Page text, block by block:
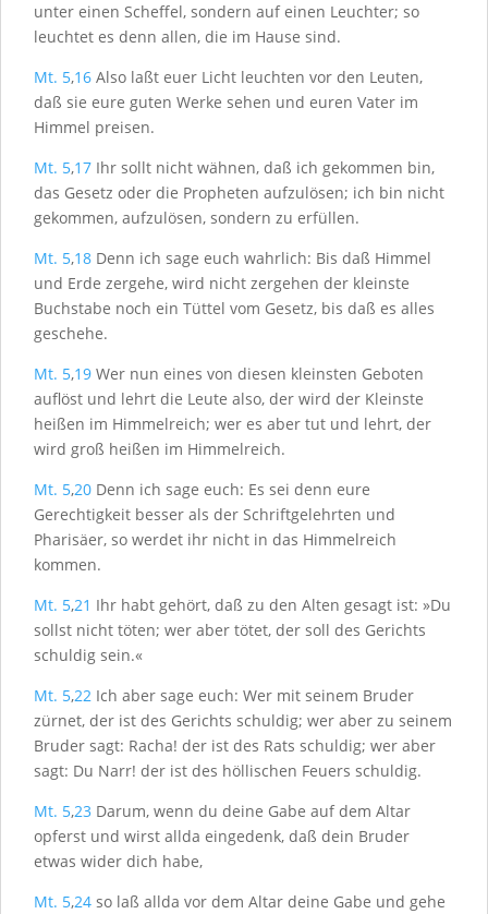
unter einen Scheffel, sondern auf einen Leuchter; so
leuchtet es denn allen, die im Hause sind.
Mt. 5,16 Also laßt euer Licht leuchten vor den Leuten,
daß sie eure guten Werke sehen und euren Vater im
Himmel preisen.
Mt. 5,17 Ihr sollt nicht wähnen, daß ich gekommen bin,
das Gesetz oder die Propheten aufzulösen; ich bin nicht
gekommen, aufzulösen, sondern zu erfüllen.
Mt. 5,18 Denn ich sage euch wahrlich: Bis daß Himmel
und Erde zergehe, wird nicht zergehen der kleinste
Buchstabe noch ein Tüttel vom Gesetz, bis daß es alles
geschehe.
Mt. 5,19 Wer nun eines von diesen kleinsten Geboten
auflöst und lehrt die Leute also, der wird der Kleinste
heißen im Himmelreich; wer es aber tut und lehrt, der
wird groß heißen im Himmelreich.
Mt. 5,20 Denn ich sage euch: Es sei denn eure
Gerechtigkeit besser als der Schriftgelehrten und
Pharisäer, so werdet ihr nicht in das Himmelreich
kommen.
Mt. 5,21 Ihr habt gehört, daß zu den Alten gesagt ist: »Du
sollst nicht töten; wer aber tötet, der soll des Gerichts
schuldig sein.«
Mt. 5,22 Ich aber sage euch: Wer mit seinem Bruder
zürnet, der ist des Gerichts schuldig; wer aber zu seinem
Bruder sagt: Racha! der ist des Rats schuldig; wer aber
sagt: Du Narr! der ist des höllischen Feuers schuldig.
Mt. 5,23 Darum, wenn du deine Gabe auf dem Altar
opferst und wirst allda eingedenk, daß dein Bruder
etwas wider dich habe,
Mt. 5,24 so laß allda vor dem Altar deine Gabe und gehe